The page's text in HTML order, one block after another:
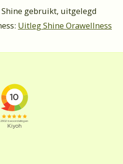
gebruikt, uitgelegd
Uitleg Shine Orawellness